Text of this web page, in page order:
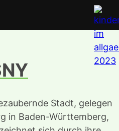
Stadt, gelegen
in Baden-Württemberg,